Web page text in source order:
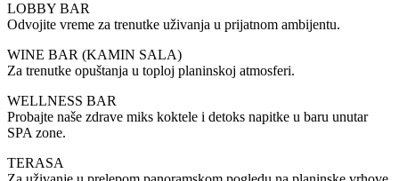
LOBBY BAR
Odvojite vreme za trenutke uživanja u prijatnom ambijentu.
WINE BAR (KAMIN SALA)
Za trenutke opuštanja u toploj planinskoj atmosferi.
WELLNESS BAR
Probajte naše zdrave miks koktele i detoks napitke u baru unutar
SPA zone.
TERASA